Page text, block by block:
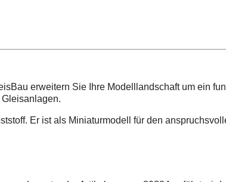
erweitern Sie Ihre Modelllandschaft um ein
Er ist als Miniaturmodell für den